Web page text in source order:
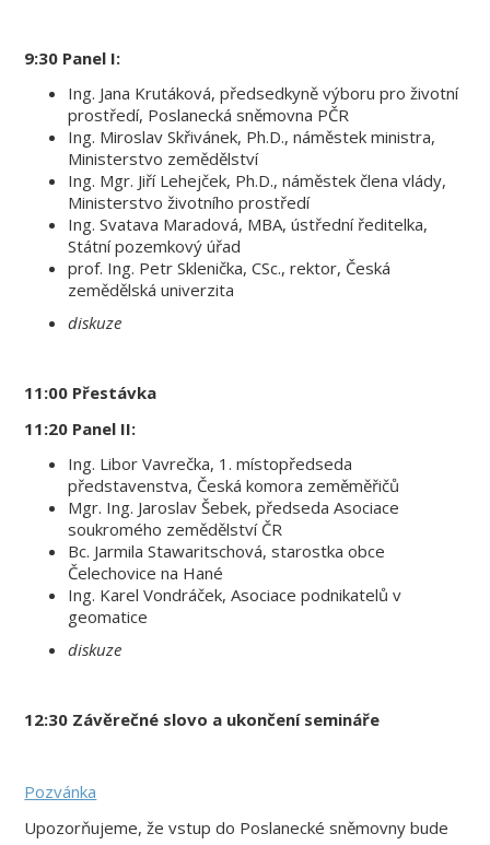
9:30 Panel I:
Ing. Jana Krutáková, předsedkyně výboru pro životní
prostředí, Poslanecká sněmovna PČR
Ing. Miroslav Skřivánek, Ph.D., náměstek ministra,
Ministerstvo zemědělství
Ing. Mgr. Jiří Lehejček, Ph.D., náměstek člena vlády,
Ministerstvo životního prostředí
Ing. Svatava Maradová, MBA, ústřední ředitelka,
Státní pozemkový úřad
prof. Ing. Petr Sklenička, CSc., rektor, Česká
zemědělská univerzita
diskuze
11:00 Přestávka
11:20 Panel II:
Ing. Libor Vavrečka, 1. místopředseda
představenstva, Česká komora zeměměřičů
Mgr. Ing. Jaroslav Šebek, předseda Asociace
soukromého zemědělství ČR
Bc. Jarmila Stawaritschová, starostka obce
Čelechovice na Hané
Ing. Karel Vondráček, Asociace podnikatelů v
geomatice
diskuze
12:30 Závěrečné slovo a ukončení semináře
Pozvánka
Upozorňujeme, že vstup do Poslanecké sněmovny bude